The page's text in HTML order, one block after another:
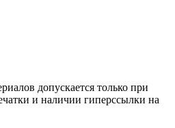
допускается только при
и наличии гиперссылки на